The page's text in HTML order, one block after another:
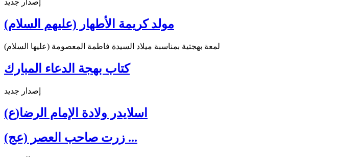
إصدار جديد
مولد كريمة الأطهار (عليهم السلام)
لمعة بهجتية بمناسبة ميلاد السيدة فاطمة المعصومة (عليها السلام)
كتاب بهجة الدعاء المبارك
إصدار جديد
اسلايدر ولادة الإمام الرضا(ع)
زرت صاحب العصر (عج) ...